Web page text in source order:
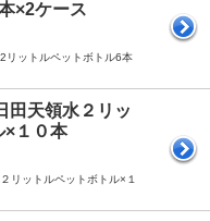
×2ケース
リットルペットボトル6本
田天領水２リッ
×１０本
リットルペットボトル×１